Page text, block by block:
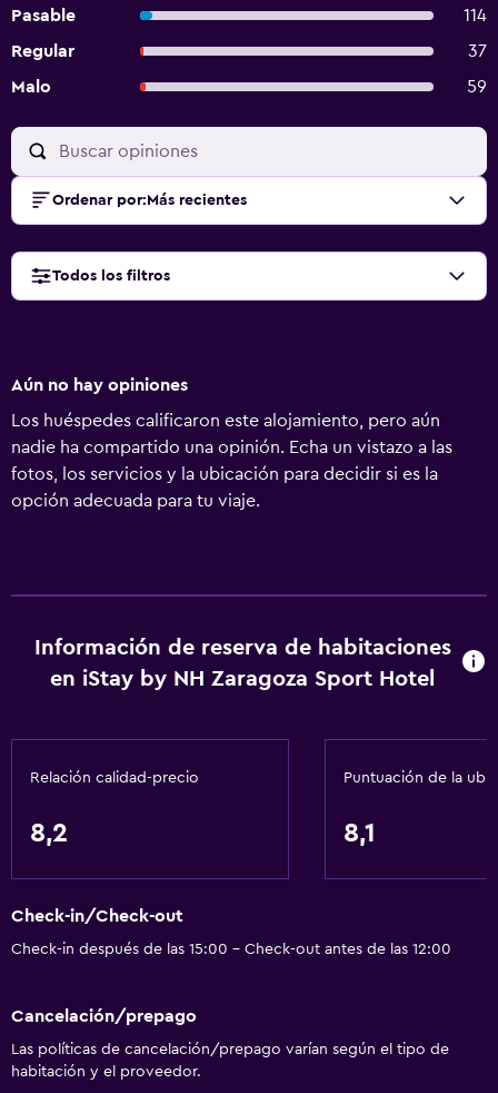
Pasable
114
Regular
37
Malo
59
Ordenar por: Más recientes
Todos los filtros
Aún no hay opiniones
Los huéspedes calificaron este alojamiento, pero aún
nadie ha compartido una opinión. Echa un vistazo a las
fotos, los servicios y la ubicación para decidir si es la
opción adecuada para tu viaje.
Información de reserva de habitaciones
en iStay by NH Zaragoza Sport Hotel
Relación calidad-precio
8,2
Puntuación de la
8,1
Check-in/Check-out
Check-in después de las 15:00 - Check-out antes de las 12:00
Cancelación/prepago
Las políticas de cancelación/prepago varían según el tipo de
habitación y el proveedor.